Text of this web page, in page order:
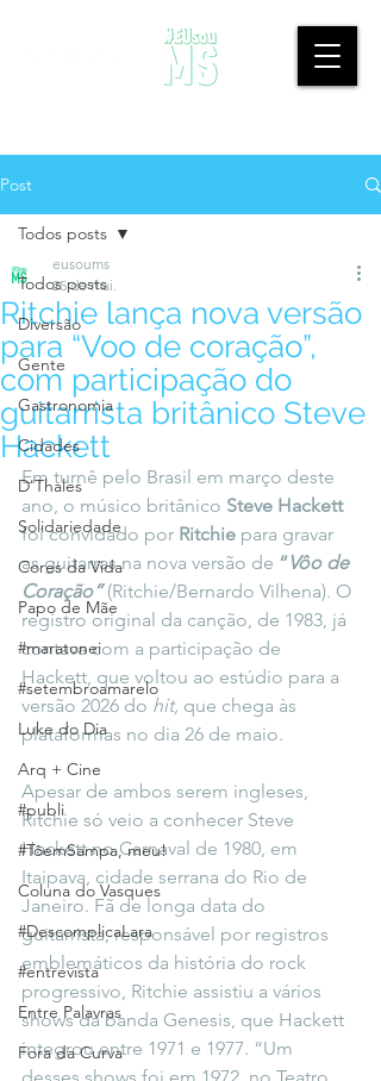
Post
Todos posts
Diversão
Gente
Gastronomia
Cidades
D'Thales
Solidariedade
Cores da Vida
Papo de Mãe
#maratonei
#setembroamarelo
Luke do Dia
Arq + Cine
#publi
#TôemSampa, meu!
Coluna do Vasques
#DescomplicaLara
#entrevista
Entre Palavras
Fora da Curva
Todos posts
Ritchie lança nova versão
para “Voo de coração”,
com participação do
guitarrista britânico Steve
Hackett
eusoums
25 de mai.
Em turnê pelo Brasil em março deste
ano, o músico britânico Steve Hackett
foi convidado por Ritchie para gravar
as guitarras na nova versão de “Vôo de
Coração” (Ritchie/Bernardo Vilhena). O
registro original da canção, de 1983, já
contava com a participação de
Hackett, que voltou ao estúdio para a
versão 2026 do hit, que chega às
plataformas no dia 26 de maio.
Apesar de ambos serem ingleses,
Ritchie só veio a conhecer Steve
Hackett no Carnaval de 1980, em
Itaipava, cidade serrana do Rio de
Janeiro. Fã de longa data do
guitarrista, responsável por registros
emblemáticos da história do rock
progressivo, Ritchie assistiu a vários
shows da banda Genesis, que Hackett
integrou entre 1971 e 1977. “Um